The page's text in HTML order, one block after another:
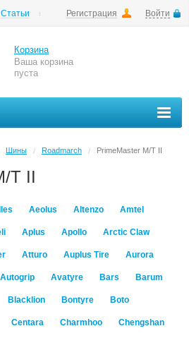
Регистрация Войти
Статьи
Корзина
Ваша корзина
пуста
Шины / Roadmarch / PrimeMaster M/T II
T II
Aeolus Altenzo Amtel
Aplus Apollo Arctic Claw
Atturo Auplus Tire Aurora
Autogrip Avatyre Bars Barum
Blacklion Bontyre Boto
Centara Charmhoo Chengshan